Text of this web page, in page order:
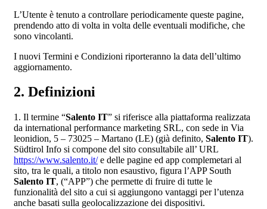
L’Utente è tenuto a controllare periodicamente queste pagine,
prendendo atto di volta in volta delle eventuali modifiche, che
sono vincolanti.
I nuovi Termini e Condizioni riporteranno la data dell’ultimo
aggiornamento.
2. Definizioni
1. Il termine “Salento IT” si riferisce alla piattaforma realizzata
da international performance marketing SRL, con sede in Via
leonidion, 5 – 73025 – Martano (LE) (già definito, Salento IT).
Südtirol Info si compone del sito consultabile all’ URL
https://www.salento.it/e delle pagine ed app complemetari al
sito, tra le quali, a titolo non esaustivo, figura l’APP South
Salento IT, (“APP”) che permette di fruire di tutte le
funzionalità del sito a cui si aggiungono vantaggi per l’utenza
anche basati sulla geolocalizzazione dei dispositivi.